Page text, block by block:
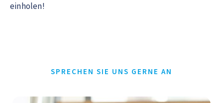
einholen!
SPRECHEN SIE UNS GERNE AN